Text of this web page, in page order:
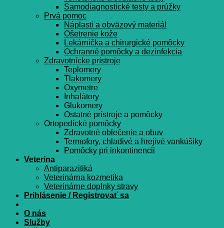
Samodiagnostické testy a prúžky
Prvá pomoc
Náplasti a obväzový materiál
Ošetrenie kože
Lekárnička a chirurgické pomôcky
Ochranné pomôcky a dezinfekcia
Zdravotnícke prístroje
Teplomery
Tlakomery
Oxymetre
Inhalátory
Glukomery
Ostatné prístroje a pomôcky
Ortopedické pomôcky
Zdravotné oblečenie a obuv
Termofory, chladivé a hrejivé vankúšiky
Pomôcky pri inkontinencii
Veterina
Antiparazitiká
Veterinárna kozmetika
Veterinárne doplnky stravy
Prihlásenie / Registrovať sa
O nás
Služby